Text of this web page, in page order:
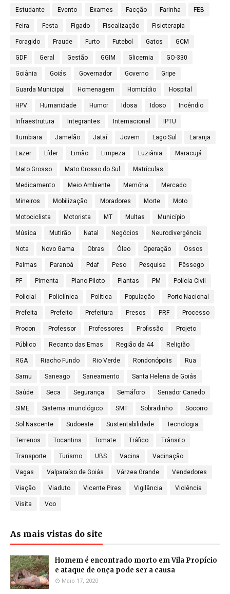
Estudante Evento Exames Facção Farinha FEB
Feira Festa Fígado Fiscalização Fisioterapia
Foragido Fraude Furto Futebol Gatos GCM
GDF Geral Gestão GGIM Glicemia GO-330
Goiânia Goiás Governador Governo Gripe
Guarda Municipal Homenagem Homicídio Hospital
HPV Humanidade Humor Idosa Idoso Incêndio
Infraestrutura Integrantes Internacional IPTU
Itumbiara Jamelão Jataí Jovem Lago Sul Laranja
Lazer Líder Limão Limpeza Luziânia Maracujá
Mato Grosso Mato Grosso do Sul Matrículas
Medicamento Meio Ambiente Memória Mercado
Mineiros Mobilização Moradores Morte Moto
Motociclista Motorista MT Multas Município
Música Mutirão Natal Negócios Neurodivergência
Nota Novo Gama Obras Óleo Operação Ossos
Palmas Paranoá Pdaf Peso Pesquisa Pêssego
PF Pimenta Plano Piloto Plantas PM Polícia Civil
Policial Policlínica Política População Porto Nacional
Prefeita Prefeito Prefeitura Presos PRF Processo
Procon Professor Professores Profissão Projeto
Público Recanto das Emas Região da 44 Religião
RGA Riacho Fundo Rio Verde Rondonópolis Rua
Samu Saneago Saneamento Santa Helena de Goiás
Saúde Seca Segurança Semáforo Senador Canedo
SIME Sistema imunológico SMT Sobradinho Socorro
Sol Nascente Sudoeste Sustentabilidade Tecnologia
Terrenos Tocantins Tomate Tráfico Trânsito
Transporte Turismo UBS Vacina Vacinação
Vagas Valparaíso de Goiás Várzea Grande Vendedores
Viação Viaduto Vicente Pires Vigilância Violência
Visita Voo
As mais vistas do site
Homem é encontrado morto em Vila Propício
e ataque de onça pode ser a causa
Maio 17, 2020